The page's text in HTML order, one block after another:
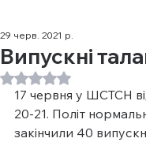
Випускні
29 черв. 2021 р.
Оцінка: NaN з 5 зірок.
17 червня у ШСТСН
20-21. Політ
закінчили 40